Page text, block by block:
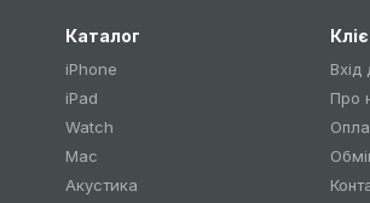
Каталог
iPhone
iPad
Watch
Mac
Акустика
Вхід
Про